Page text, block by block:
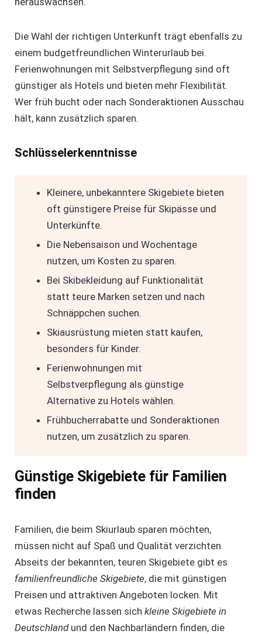
Die Wahl der richtigen Unterkunft trägt ebenfalls zu
einem budgetfreundlichen Winterurlaub bei.
Ferienwohnungen mit Selbstverpflegung sind oft
günstiger als Hotels und bieten mehr Flexibilität.
Wer früh bucht oder nach Sonderaktionen Ausschau
hält, kann zusätzlich sparen.
Schlüsselerkenntnisse
Kleinere, unbekanntere Skigebiete bieten
oft günstigere Preise für Skipässe und
Unterkünfte.
Die Nebensaison und Wochentage
nutzen, um Kosten zu sparen.
Bei Skibekleidung auf Funktionalität
statt teure Marken setzen und nach
Schnäppchen suchen.
Skiausrüstung mieten statt kaufen,
besonders für Kinder.
Ferienwohnungen mit
Selbstverpflegung als günstige
Alternative zu Hotels wählen.
Frühbucherrabatte und Sonderaktionen
nutzen, um zusätzlich zu sparen.
Günstige Skigebiete für Familien
finden
Familien, die beim Skiurlaub sparen möchten,
müssen nicht auf Spaß und Qualität verzichten.
Abseits der bekannten, teuren Skigebiete gibt es
familienfreundliche Skigebiete, die mit günstigen
Preisen und attraktiven Angeboten locken. Mit
etwas Recherche lassen sich kleine Skigebiete in
Deutschlandund den Nachbarländern finden, die